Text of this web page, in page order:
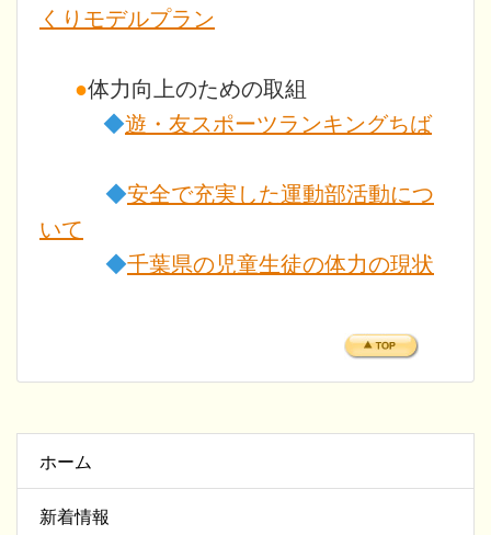
ホーム
新着情報
くりモデルプラン
●体力向上のための取組
◆遊・友スポーツランキングちば
◆安全で充実した運動部活動につ
いて
◆千葉県の児童生徒の体力の現状